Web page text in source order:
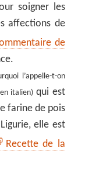
soigner les
affections de
de
l’appelle-t-on
italien)qui est
farine de pois
elle est
Recette de la